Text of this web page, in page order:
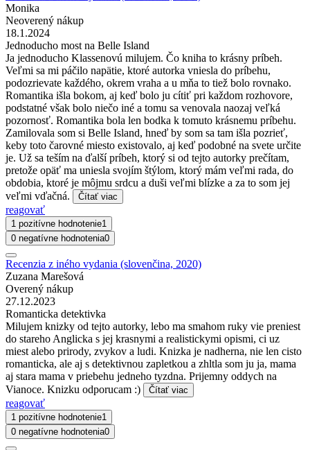
Monika
Neoverený nákup
18.1.2024
Jednoducho most na Belle Island
Ja jednoducho Klassenovú milujem. Čo kniha to krásny príbeh.
Veľmi sa mi páčilo napätie, ktoré autorka vniesla do príbehu,
podozrievate každého, okrem vraha a u mňa to tiež bolo rovnako.
Romantika išla bokom, aj keď bolo ju cítiť pri každom rozhovore,
podstatné však bolo niečo iné a tomu sa venovala naozaj veľká
pozornosť. Romantika bola len bodka k tomuto krásnemu príbehu.
Zamilovala som si Belle Island, hneď by som sa tam išla pozrieť,
keby toto čarovné miesto existovalo, aj keď podobné na svete určite
je. Už sa teším na ďalší príbeh, ktorý si od tejto autorky prečítam,
pretože opäť ma uniesla svojím štýlom, ktorý mám veľmi rada, do
obdobia, ktoré je môjmu srdcu a duši veľmi blízke a za to som jej
veľmi vďačná.
Čítať viac
reagovať
1 pozitívne hodnotenie1
0 negatívne hodnotenia0
Recenzia z iného vydania (slovenčina, 2020)
Zuzana Marešová
Overený nákup
27.12.2023
Romanticka detektivka
Milujem knizky od tejto autorky, lebo ma smahom ruky vie preniest
do stareho Anglicka s jej krasnymi a realistickymi opismi, ci uz
miest alebo prirody, zvykov a ludi. Knizka je nadherna, nie len cisto
romanticka, ale aj s detektivnou zapletkou a zhltla som ju ja, mama
aj stara mama v priebehu jedneho tyzdna. Prijemny oddych na
Vianoce. Knizku odporucam :)
Čítať viac
reagovať
1 pozitívne hodnotenie1
0 negatívne hodnotenia0